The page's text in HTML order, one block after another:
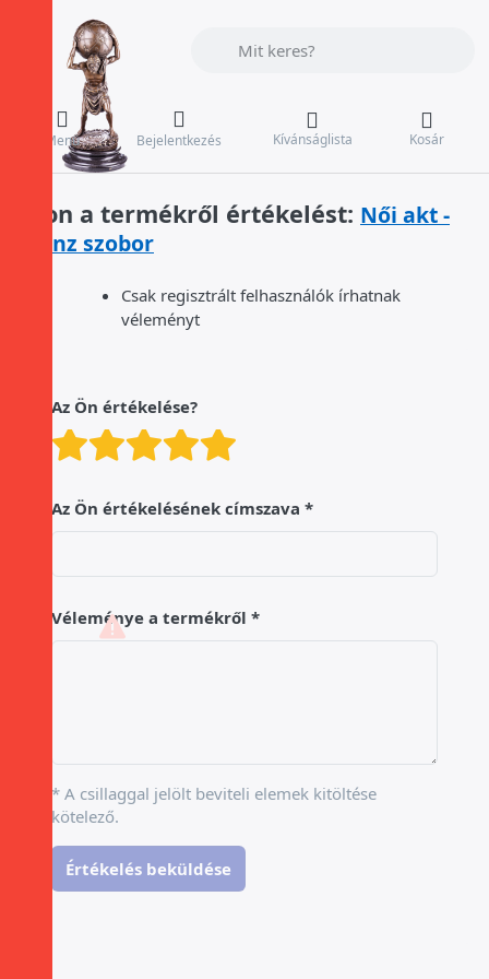
Menü Bejelentkezés Kívánságlista Kosár
Írjon a termékről értékelést: Női akt -
bronz szobor
Csak regisztrált felhasználók írhatnak
véleményt
Az Ön értékelése?
Értékelés: 4 a
Értékelés: 3 a
Értékelés: 2 a
Értékelés: 1 a oldalról. 5
Az Ön értékelésének címszava
Véleménye a termékről
* A csillaggal jelölt beviteli elemek kitöltése
kötelező.
Értékelés beküldése